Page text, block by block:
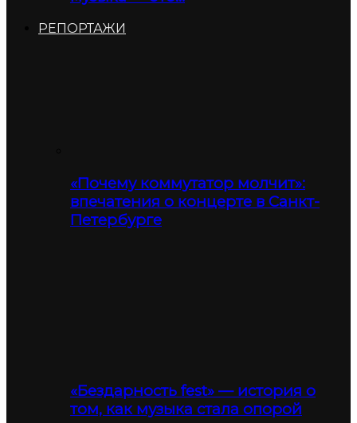
РЕПОРТАЖИ
«Почему коммутатор молчит»:
впечатения о концерте в Санкт-
Петербурге
«Бездарность fest» — история о
том, как музыка стала опорой